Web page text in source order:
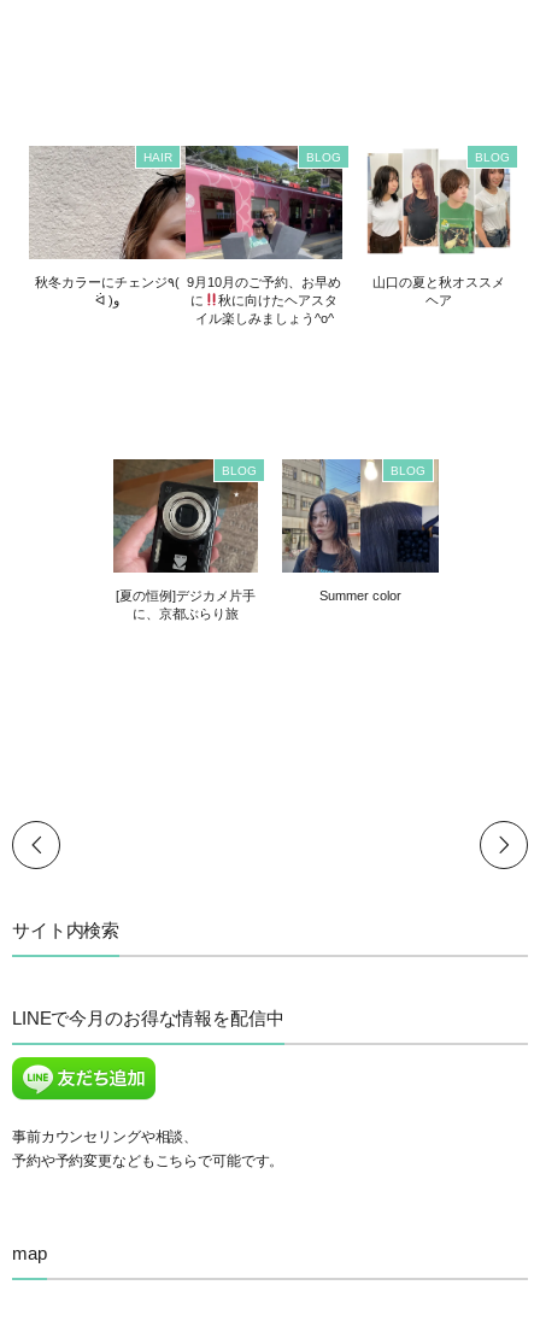
HAIR
秋冬カラーにチェンジ٩(
ᐛ )و
BLOG
9月10月のご予約、お早め
に
秋に向けたヘアスタ
イル楽しみましょう^o^
BLOG
山口の夏と秋オススメ
ヘア
BLOG
[夏の恒例]デジカメ片手
に、京都ぶらり旅
BLOG
Summer color
サイト内検索
LINEで今月のお得な情報を配信中
事前カウンセリングや相談、
予約や予約変更などもこちらで可能です。
map